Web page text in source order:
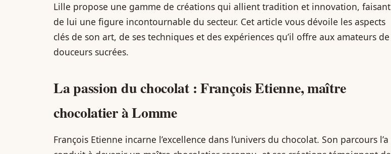
Lille propose une gamme de créations qui allient tradition et innovation, faisant
de lui une figure incontournable du secteur. Cet article vous dévoile les aspects
clés de son art, de ses techniques et des expériences qu’il offre aux amateurs de
douceurs sucrées.
La passion du chocolat : François Etienne, maître
chocolatier à Lomme
François Etienne incarne l’excellence dans l’univers du chocolat. Son parcours l’a